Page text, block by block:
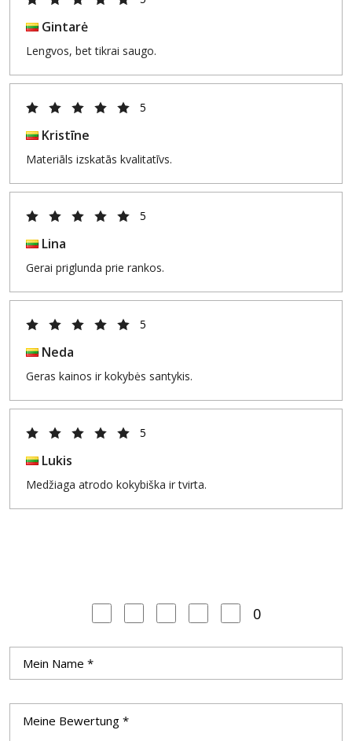
Gintarė
Lengvos, bet tikrai saugo.
5
Kristīne
Materiāls izskatās kvalitatīvs.
5
Lina
Gerai priglunda prie rankos.
5
Neda
Geras kainos ir kokybės santykis.
5
Lukis
Medžiaga atrodo kokybiška ir tvirta.
0